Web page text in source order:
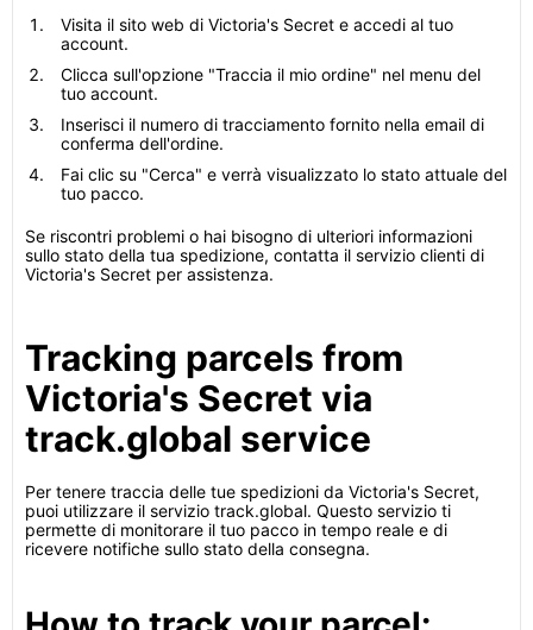
Visita il sito web di Victoria's Secret e accedi al tuo
account.
Clicca sull'opzione "Traccia il mio ordine" nel menu del
tuo account.
Inserisci il numero di tracciamento fornito nella email di
conferma dell'ordine.
Fai clic su "Cerca" e verrà visualizzato lo stato attuale del
tuo pacco.
Se riscontri problemi o hai bisogno di ulteriori informazioni
sullo stato della tua spedizione, contatta il servizio clienti di
Victoria's Secret per assistenza.
Tracking parcels from
Victoria's Secret via
track.global service
Per tenere traccia delle tue spedizioni da Victoria's Secret,
puoi utilizzare il servizio track.global. Questo servizio ti
permette di monitorare il tuo pacco in tempo reale e di
ricevere notifiche sullo stato della consegna.